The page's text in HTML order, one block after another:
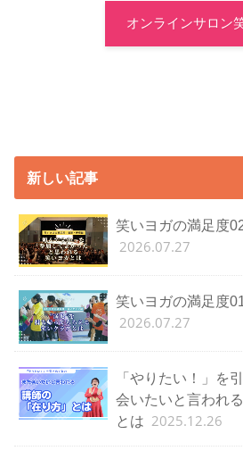
オンラインサロン
新しい記事
笑いヨガの満足度
2026.07.27
笑いヨガの満足度
2026.07.27
「やりたい！」を
会いたいと言われ
とは 2025.12.26